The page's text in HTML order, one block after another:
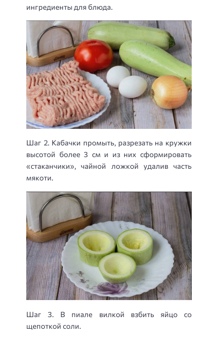
ингредиенты для блюда.
Шаг 2. Кабачки промыть, разрезать на кружки
высотой более 3 см и из них сформировать
«стаканчики», чайной ложкой удалив часть
мякоти.
Шаг 3. В пиале вилкой взбить яйцо со
щепоткой соли.